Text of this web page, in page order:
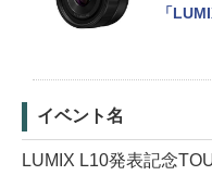
「
イベント名
LUMIX L10発表記念